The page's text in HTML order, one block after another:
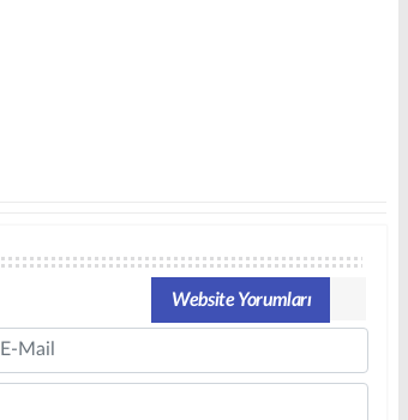
Website Yorumları